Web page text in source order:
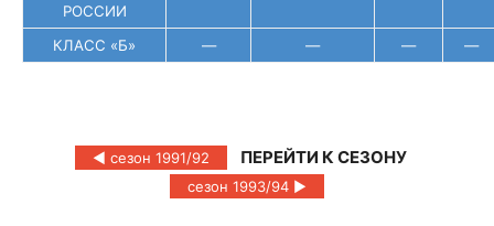
РОССИИ
КЛАСС «Б» — — — —
◄ сезон 1991/92 ПЕРЕЙТИ К СЕЗОНУ
сезон 1993/94 ►